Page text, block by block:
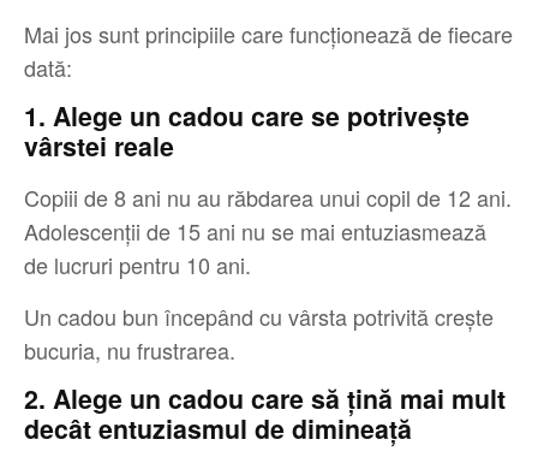
Mai jos sunt principiile care funcționează de fiecare
dată:
1. Alege un cadou care se potrivește
vârstei reale
Copiii de 8 ani nu au răbdarea unui copil de 12 ani.
Adolescenții de 15 ani nu se mai entuziasmează
de lucruri pentru 10 ani.
Un cadou bun începând cu vârsta potrivită crește
bucuria, nu frustrarea.
2. Alege un cadou care să țină mai mult
decât entuziasmul de dimineață